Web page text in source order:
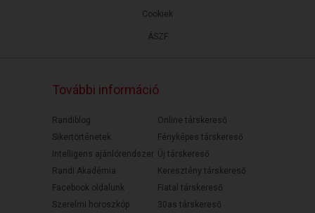
ÁSZF
Cookiek
További információ
Randiblog
Sikertörténetek
Intelligens ajánlórendszer
Randi Akadémia
Facebook oldalunk
Szerelmi horoszkóp
Online társkereső
Fényképes társkereső
Új társkereső
Keresztény társkereső
Fiatal társkereső
30as társkereső